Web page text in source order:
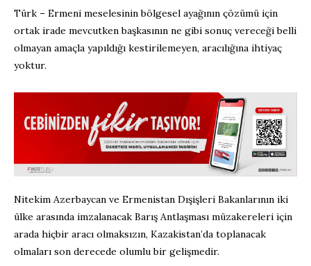
Türk – Ermeni meselesinin bölgesel ayağının çözümü için
ortak irade mevcutken başkasının ne gibi sonuç vereceği belli
olmayan amaçla yapıldığı kestirilemeyen, aracılığına ihtiyaç
yoktur.
Nitekim Azerbaycan ve Ermenistan Dışişleri Bakanlarının iki
ülke arasında imzalanacak Barış Antlaşması müzakereleri için
arada hiçbir aracı olmaksızın, Kazakistan’da toplanacak
olmaları son derecede olumlu bir gelişmedir.